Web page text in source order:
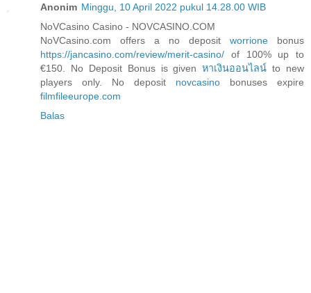
Anonim Minggu, 10 April 2022 pukul 14.28.00 WIB
NoVCasino Casino - NOVCASINO.COM
NoVCasino.com offers a no deposit worrione bonus
https://jancasino.com/review/merit-casino/ of 100% up to
€150. No Deposit Bonus is givenหาเงินออนไลน์ to new
players only. No deposit novcasino bonuses expire
filmfileeurope.com
Balas